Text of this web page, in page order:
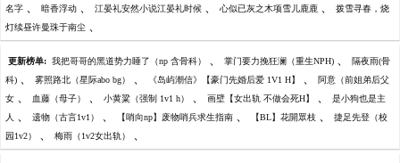
名字 、 暗香浮动 、 江晏礼安然小说江晏礼时候 、 心似已灰之木项雪儿鹿鹿 、 拨雪寻春，烧
灯续昼许曼珠于南尘 、
更新榜单: 我把哥哥的黑道势力睡了（np 含骨科） 、 掌门要力挽狂澜（重生NPH) 、 隔夜雨(骨
科) 、 雾照路北（星际abo bg） 、 《岛屿潮信》【豪门先婚后爱 1V1 H】 、 阿意（前姐弟后父
女 、 血藤（母子） 、 小黄粱（强制 1v1 h） 、 画壁【女出轨 不做会死H】 、 是小狗也是主
人 、 遗物（古言1v1） 、 【哨向np】废物哨兵求生指南 、 【BL】花開眾枝 、 捷足先登（校
园1v2） 、 梅雨（1v2女出轨） 、